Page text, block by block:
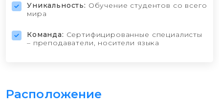
Уникальность: Обучение студентов со всего
мира
Команда: Сертифицированные специалисты
– преподаватели, носители языка
Расположение